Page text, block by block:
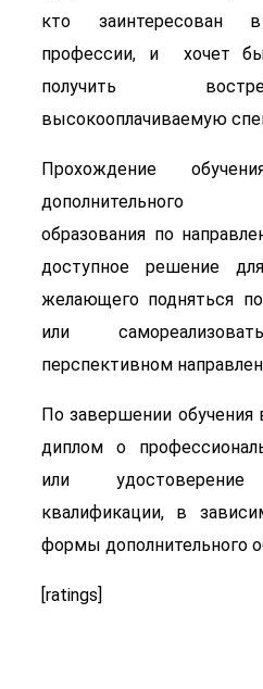
кто заинтересован
профессии, и хочет
получить
высокооплачиваемую
Прохождение
дополнительного
образования по
доступное решение
желающего подняться
или
перспективном
По завершении обучения
диплом о
или
квалификации, в
формы дополнительного
[ratings]